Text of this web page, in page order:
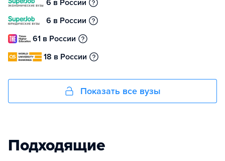
6 в России
6 в России
61 в России
18 в России
Показать все вузы
Подходящие